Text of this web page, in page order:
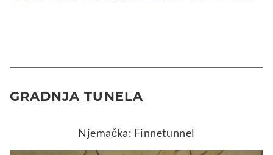
GRADNJA TUNELA
Njemačka: Finnetunnel